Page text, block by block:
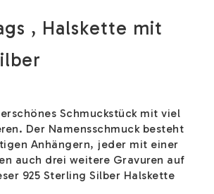
, Halskette mit
Schmuckstück mit viel
Der Namensschmuck besteht
Anhängern, jeder mit einer
auch drei weitere Gravuren auf
925 Sterling Silber Halskette